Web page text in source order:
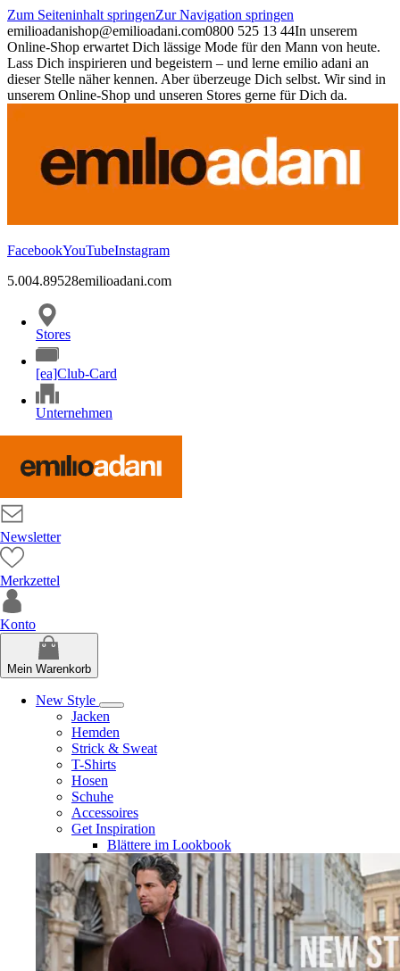
Zum Seiteninhalt springenZur Navigation springen
emilioadanishop@emilioadani.com0800 525 13 44In unserem
Online-Shop erwartet Dich lässige Mode für den Mann von heute.
Lass Dich inspirieren und begeistern – und lerne emilio adani an
dieser Stelle näher kennen. Aber überzeuge Dich selbst. Wir sind in
unserem Online-Shop und unseren Stores gerne für Dich da.
FacebookYouTubeInstagram
5.004.89528emilioadani.com
Stores
[ea]Club-Card
Unternehmen
Newsletter
Merkzettel
Konto
Mein Warenkorb
New Style
Jacken
Hemden
Strick & Sweat
T-Shirts
Hosen
Schuhe
Accessoires
Get Inspiration
Blättere im Lookbook